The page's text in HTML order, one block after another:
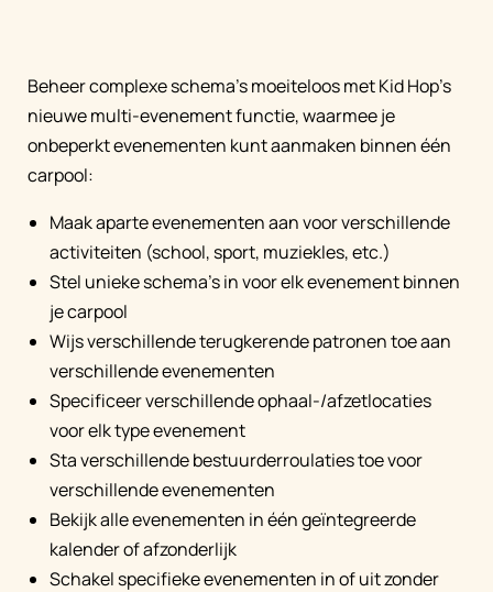
Beheer complexe schema's moeiteloos met Kid Hop's
nieuwe multi-evenement functie, waarmee je
onbeperkt evenementen kunt aanmaken binnen één
carpool:
Maak aparte evenementen aan voor verschillende
activiteiten (school, sport, muziekles, etc.)
Stel unieke schema's in voor elk evenement binnen
je carpool
Wijs verschillende terugkerende patronen toe aan
verschillende evenementen
Specificeer verschillende ophaal-/afzetlocaties
voor elk type evenement
Sta verschillende bestuurderroulaties toe voor
verschillende evenementen
Bekijk alle evenementen in één geïntegreerde
kalender of afzonderlijk
Schakel specifieke evenementen in of uit zonder